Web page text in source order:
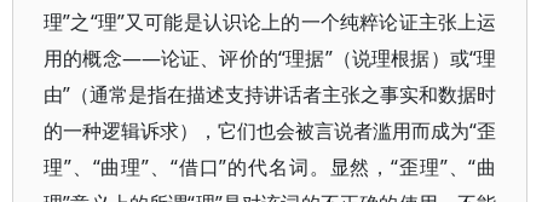
理”之“理”又可能是认识论上的一个纯粹论证主张上运
用的概念——论证、评价的“理据”（说理根据）或“理
由”（通常是指在描述支持讲话者主张之事实和数据时
的一种逻辑诉求），它们也会被言说者滥用而成为“歪
理”、“曲理”、“借口”的代名词。显然，“歪理”、“曲